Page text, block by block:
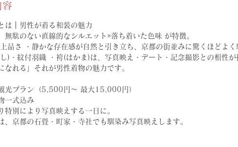
容
は｜男性が着る和装の魅力
無駄のない直線的なシルエット×落ち着いた色味 が特徴。
品さ ・静かな存在感が自然と引き立ち、京都の街並みに驚くほどよく
)・紋付羽織 ・袴(はかま)は、写真映え・デート・記念撮影との相性
なれる」それが男性着物の魅力です。
光プラン（5,500円〜 最大15,000円）
一式込み
特別により写真映えする一日に。
、京都の石畳・町家・寺社でも馴染み写真映えします。